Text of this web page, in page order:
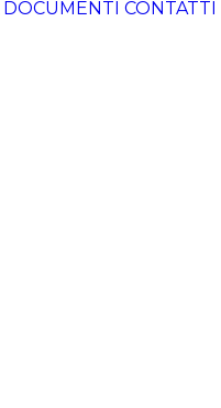
DOCUMENTI CONTATTI